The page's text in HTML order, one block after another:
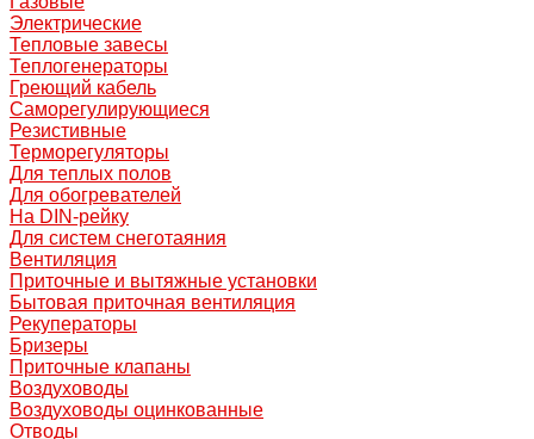
Электрические
Тепловые завесы
Теплогенераторы
Греющий кабель
Саморегулирующиеся
Резистивные
Терморегуляторы
Для теплых полов
Для обогревателей
На DIN-рейку
Для систем снеготаяния
Вентиляция
Приточные и вытяжные установки
Бытовая приточная вентиляция
Рекуператоры
Бризеры
Приточные клапаны
Воздуховоды
Воздуховоды оцинкованные
Отводы